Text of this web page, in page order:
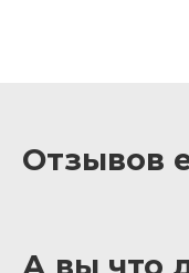
Отзывов
А вы что